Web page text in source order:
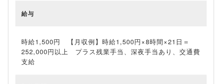
給与
時給1,500円 【月収例】時給1,500円×8時間×21日＝
252,000円以上 プラス残業手当、深夜手当あり、交通費
支給